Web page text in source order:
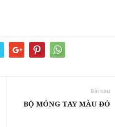
Bài sau
BỘ MÓNG TAY MÀU ĐỎ